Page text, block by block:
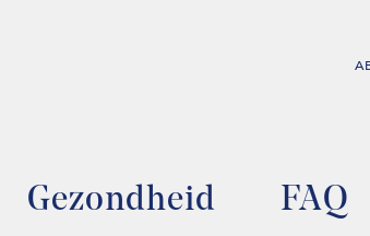
Gezondheid FAQ